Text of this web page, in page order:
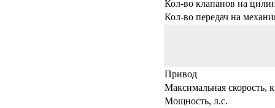
Кол-во клапанов на
Кол-во передач на
Привод
Максимальная скорость,
Мощность, л.с.